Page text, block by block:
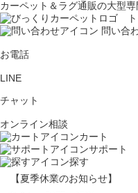
カーペット＆ラグ通販の大型専
問い合
お電話
LINE
チャット
オンライン相談
カート
サポート
探す
【夏季休業のお知らせ】